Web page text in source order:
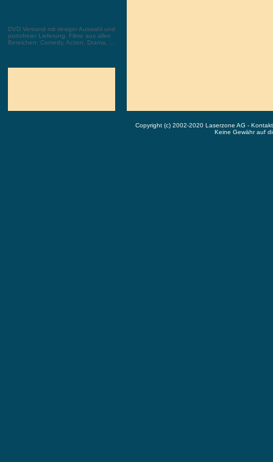
DVD Versand mit riesiger Auswahl und
portofreier Lieferung. Filme aus allen
Bereichen: Comedy, Action, Drama, ...
Copyright (c) 2002-2020 Laserzone AG -
Keine Gewähr auf